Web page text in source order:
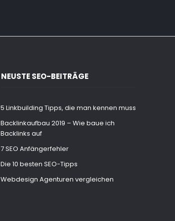
NEUSTE SEO-BEITRÄGE
5 Linkbuilding Tipps, die man kennen muss
Backlinkaufbau 2019 – Wie baue ich
Backlinks auf
7 SEO Anfängerfehler
Die 10 besten SEO-Tipps
Webdesign Agenturen vergleichen